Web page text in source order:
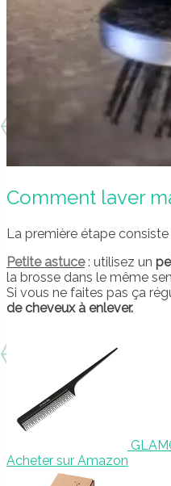
Comment laver
La première étape consiste
Petite astuce: utilisez un
la brosse dans le même
Si vous ne faites pas ça
de cheveux à enlever.
Acheter sur Amazon